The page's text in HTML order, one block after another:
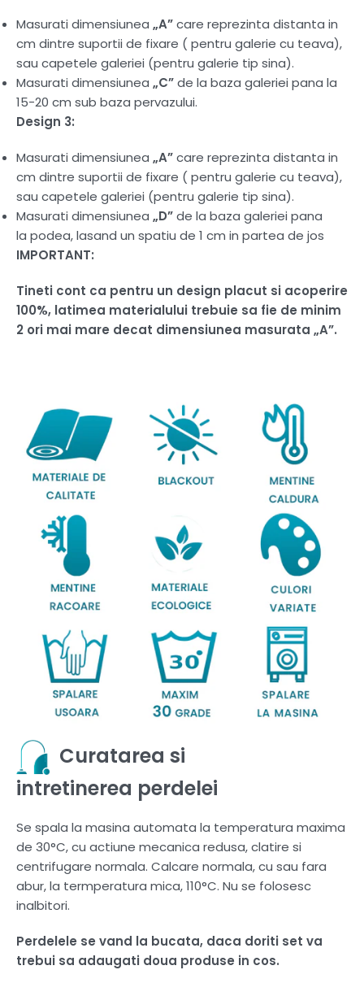
Masurati dimensiunea „A”care reprezinta distanta in
cm dintre suportii de fixare ( pentru galerie cu teava),
sau capetele galeriei (pentru galerie tip sina).
Masurati dimensiunea „C”de la baza galeriei pana la
15-20 cm sub baza pervazului.
Design 3:
Masurati dimensiunea „A”care reprezinta distanta in
cm dintre suportii de fixare ( pentru galerie cu teava),
sau capetele galeriei (pentru galerie tip sina).
Masurati dimensiunea „D”de la baza galeriei pana
la podea, lasand un spatiu de 1 cm in partea de jos
IMPORTANT:
Tineti cont ca pentru un design placut si acoperire
100%, latimea materialului trebuie sa fie de minim
2 ori mai mare decat dimensiunea masurata „A”.
Curatarea si
intretinerea perdelei
Se spala la masina automata la temperatura maxima
de 30°C, cu actiune mecanica redusa, clatire si
centrifugare normala. Calcare normala, cu sau fara
abur, la termperatura mica, 110°C. Nu se folosesc
inalbitori.
Perdelele se vand la bucata, daca doriti set va
trebui sa adaugati doua produse in cos.